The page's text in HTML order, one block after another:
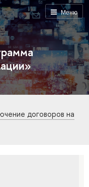
Меню
договоров на